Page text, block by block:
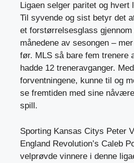
Ligaen selger paritet og
Til syvende og sist betyr det
et forstørrelsesglass
månedene av sesongen –
før. MLS så bare fem trenere
hadde 12 treneravganger.
forventningene, kunne til og
se fremtiden med sine
spill.
Sporting Kansas Citys Peter
England Revolution’s Caleb
velprøvde vinnere i denne